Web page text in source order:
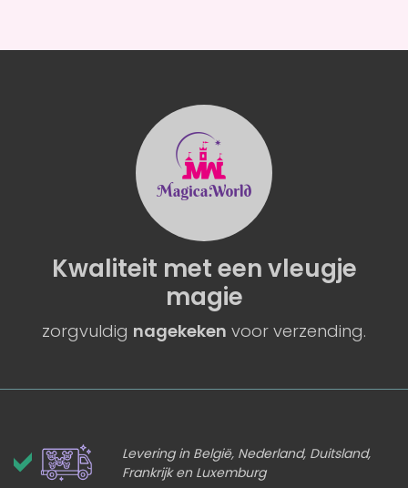
Kwaliteit met eenvleugje
magie
zorgvuldig nagekeken voor verzending.
Levering in België, Nederland, Duitsland,
Frankrijk en Luxemburg